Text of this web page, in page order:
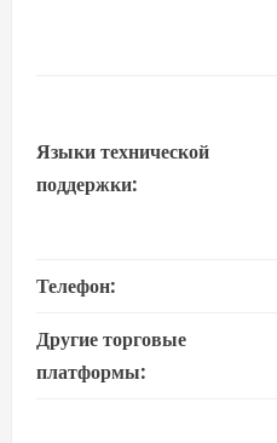
Языки технической
поддержки:
Телефон:
Другие торговые
платформы: